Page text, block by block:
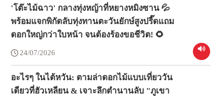
'โต๊ะไม้ฉาว' กลางทุ่งหญ้าที่หยางหมิงซาน 💦
พร้อมแจกพิกัดลับทุ่งทานตะวันยักษ์สูงปรี๊ดแถม
ดอกใหญ่กว่าใบหน้า จนต้องร้องขอชีวิต! 🌻
24/07/2026
อะไรๆ ในไต้หวัน: ตามล่าดอกไม้แบบเที่ยววัน
เดียวที่ฮัวเหลียน & เจาะลึกตำนานลับ "ภูเขา